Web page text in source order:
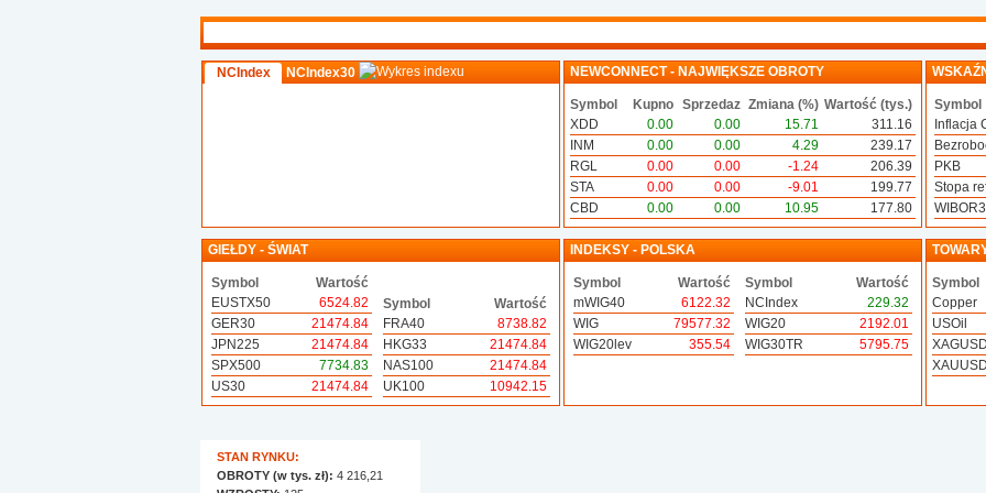
NCIndex NCIndex30 NEWCONNECT - NAJWIĘKSZE OBROTY
Symbol Kupno Sprzedaz Zmiana (%) Wartość (tys.)
XDD
0.00 0.00 15.71
311.16
INM
0.00 0.00 4.29
239.17
RGL
0.00 0.00 -1.24
206.39
STA
0.00 0.00 -9.01
199.77
CBD
0.00 0.00 10.95 177.80
Symbol
Inflacja
PKB
Stopa
GIEŁDY - ŚWIAT
Symbol
Wartość
EUSTX50
6524.82
GER30
21474.84
JPN225
21474.84
SPX500
7734.83
US30
21474.84
Symbol
Wartość
FRA40
8738.82
HKG33
21474.84
NAS100
21474.84
UK100
10942.15
INDEKSY - POLSKA
Symbol
Wartość
mWIG40
6122.32
WIG
79577.32
WIG20lev
355.54
Symbol
Wartość
NCIndex
229.32
WIG20
2192.01
WIG30TR
5795.75
Symbol
Copper
USOil
XAGUSD
XAUUSD
STAN RYNKU:
OBROTY (w tys. zł): 4 216,21